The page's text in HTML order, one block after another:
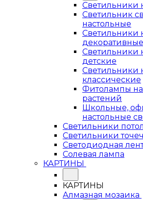
Светильники
Светильник
настольные
Светильники
декоративные
Светильники
детские
Светильники
классические
Фитолампы
растений
Школьные,
настольные
Светильники
Светильники
Светодиодная
Солевая лампа
КАРТИНЫ
КАРТИНЫ
Алмазная мозаика